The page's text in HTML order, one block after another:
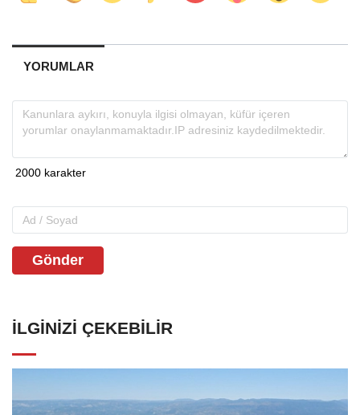
YORUMLAR
Gönder
İLGINIZI ÇEKEBILIR